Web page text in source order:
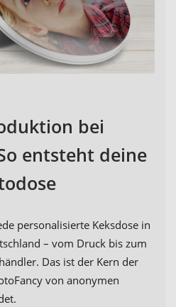
bei
entsteht deine
personalisierte Keksdose in
– vom Druck bis zum
Das ist der Kern der
von anonymen